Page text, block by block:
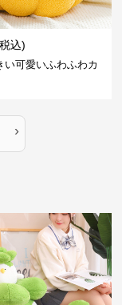
込)
い可愛いふわふわカ
›